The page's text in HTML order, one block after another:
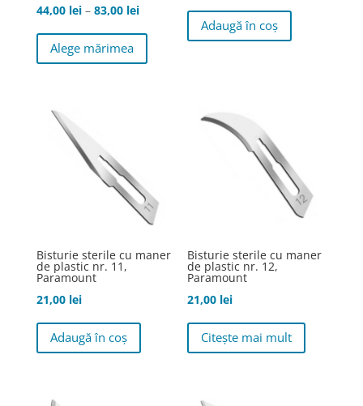
44,00 lei – 83,00 leiInterval
de
Alege mărimea
Acest
fi
alese
pagina
produsului.
Adaugă în coș
Bisturie sterile cu maner
de plastic nr. 11,
Paramount
21,00 lei
Adaugă în coș
Bisturie sterile cu maner
de plastic nr. 12,
Paramount
21,00 lei
Citește mai mult